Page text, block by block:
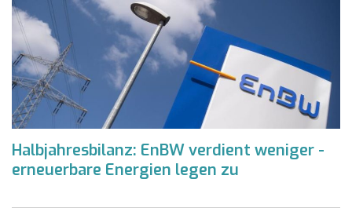
Halbjahresbilanz: EnBW verdient weniger -
erneuerbare Energien legen zu